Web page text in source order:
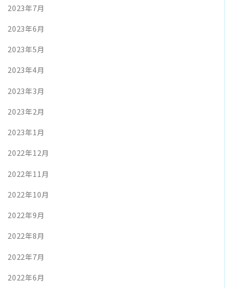
2023年7月
2023年6月
2023年5月
2023年4月
2023年3月
2023年2月
2023年1月
2022年12月
2022年11月
2022年10月
2022年9月
2022年8月
2022年7月
2022年6月